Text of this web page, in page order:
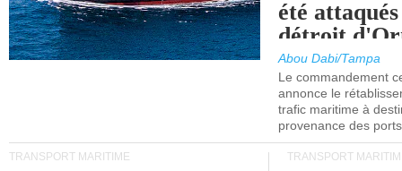
été
détroit
Abou Dabi/Tampa
Le commandement
annonce le
trafic maritime à
provenance des
TRANSPORT MARITIME TRANSPORT